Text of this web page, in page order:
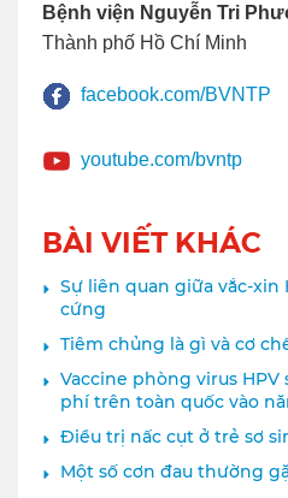
Bệnh viện Nguyễn Tri
Thành phố Hồ Chí Minh
facebook.com/BVNTP
youtube.com/bvntp
BÀI VIẾT KHÁC
Sự liên quan giữa vắc-xin
cứng
Tiêm chủng là gì và cơ
Vaccine phòng virus
phí trên toàn quốc vào
Điều trị nấc cụt ở trẻ sơ
Một số cơn đau thường